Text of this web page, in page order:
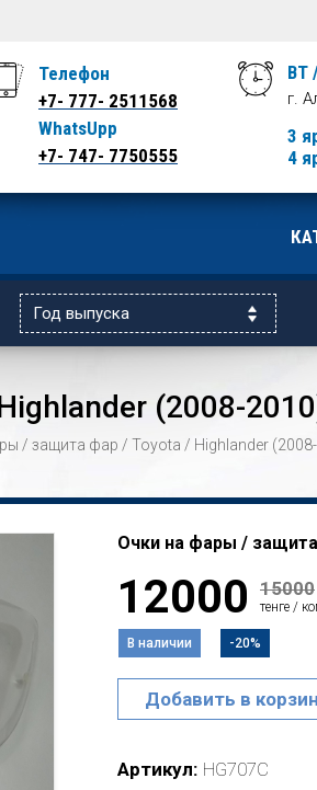
Телефон
+7- 777- 2511568
WhatsUpp
+7- 747- 7750555
ВТ
г.
3
4
(2008-
/ защита фар / Toyota / Highlander
Очки на фары /
12000 15000
тенге /
В наличии -20%
Добавить в
Артикул HG707C